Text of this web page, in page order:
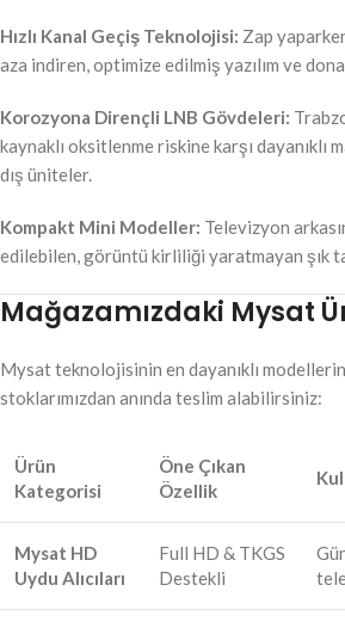
Hızlı Kanal Geçiş Teknolojisi: Zap
aza indiren, optimize edilmiş yazılım ve
Korozyona Dirençli LNB Gövdeleri:
kaynaklı oksitlenme riskine karşı dayanıklı
dış üniteler.
Kompakt Mini Modeller: Televizyon
edilebilen, görüntü kirliliği yaratmayan şık
Mağazamızdaki Mysat
Mysat teknolojisinin en dayanıklı
stoklarımızdan anında teslim alabilirsiniz:
Ürün
Kategorisi
Öne Çıkan
Özellik
Mysat HD
Uydu Alıcıları
Full HD & TKGS
Destekli